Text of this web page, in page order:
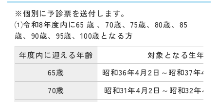
※個別に予診票を送付します。
⑴令和8年度内に65 歳 、70歳、75歳、80歳、85
歳、90歳、95歳、100歳となる方
年度内に迎える年齢
対象となる生年月
65歳
昭和36年4月2日～昭和37年4月
70歳
昭和31年4月2日～昭和32年4